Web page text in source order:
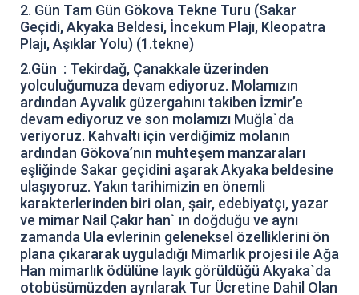
2. Gün Tam Gün Gökova Tekne Turu (Sakar
Geçidi, Akyaka Beldesi, İncekum Plajı, Kleopatra
Plajı, Aşıklar Yolu) (1.tekne)
2.Gün : Tekirdağ, Çanakkale üzerinden
yolculuğumuza devam ediyoruz. Molamızın
ardından Ayvalık güzergahını takiben İzmir’e
devam ediyoruz ve son molamızı Muğla`da
veriyoruz. Kahvaltı için verdiğimiz molanın
ardından Gökova’nın muhteşem manzaraları
eşliğinde Sakar geçidini aşarak Akyaka beldesine
ulaşıyoruz. Yakın tarihimizin en önemli
karakterlerinden biri olan, şair, edebiyatçı, yazar
ve mimar Nail Çakır han` ın doğduğu ve aynı
zamanda Ula evlerinin geleneksel özelliklerini ön
plana çıkararak uyguladığı Mimarlık projesi ile Ağa
Han mimarlık ödülüne layık görüldüğü Akyaka`da
otobüsümüzden ayrılarak Tur Ücretine Dahil Olan